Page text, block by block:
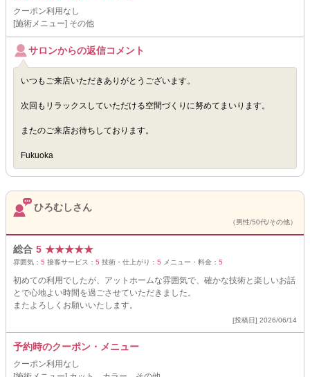
クーポン利用なし
[施術メニュー] その他
サロンからの返信コメント
いつもご来店いただきありがとうございます。
次回もリラックスしていただける空間づくりに努めてまいります。
またのご来店お待ちしております。
Fukuoka
ひろむしさん
（男性/50代/その他）
総合 5 ★★★★★
雰囲気： 5 接客サービス： 5 技術・仕上がり： 5 メニュー・料金： 5
初めての利用でしたが、アットホームな雰囲気で、確かな技術と楽しいお話
とで心地よい時間を過ごさせていただきました。
またよろしくお願いいたします。
[投稿日] 2026/06/14
予約時のクーポン・メニュー
クーポン利用なし